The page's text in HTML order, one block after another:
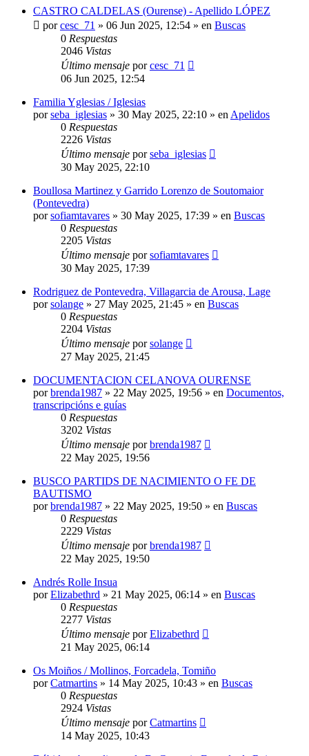
CASTRO CALDELAS (Ourense) - Apellido LÓPEZ
porcesc_71 » 06 Jun 2025, 12:54 » en Buscas
0 Respuestas
2046 Vistas
Último mensaje porcesc_71
06 Jun 2025, 12:54
Familia Yglesias / Iglesias
porseba_iglesias » 30 May 2025, 22:10 » en Apelidos
0 Respuestas
2226 Vistas
Último mensaje porseba_iglesias
30 May 2025, 22:10
Boullosa Martinez y Garrido Lorenzo de Soutomaior
(Pontevedra)
porsofiamtavares » 30 May 2025, 17:39 » en Buscas
0 Respuestas
2205 Vistas
Último mensaje porsofiamtavares
30 May 2025, 17:39
Rodriguez de Pontevedra, Villagarcia de Arousa, Lage
porsolange » 27 May 2025, 21:45 » en Buscas
0 Respuestas
2204 Vistas
Último mensaje porsolange
27 May 2025, 21:45
DOCUMENTACION CELANOVA OURENSE
porbrenda1987 » 22 May 2025, 19:56 » en Documentos,
transcripcións e guías
0 Respuestas
3202 Vistas
Último mensaje porbrenda1987
22 May 2025, 19:56
BUSCO PARTIDS DE NACIMIENTO O FE DE
BAUTISMO
porbrenda1987 » 22 May 2025, 19:50 » en Buscas
0 Respuestas
2229 Vistas
Último mensaje porbrenda1987
22 May 2025, 19:50
Andrés Rolle Insua
porElizabethrd » 21 May 2025, 06:14 » en Buscas
0 Respuestas
2277 Vistas
Último mensaje porElizabethrd
21 May 2025, 06:14
Os Moiños / Mollinos, Forcadela, Tomiño
porCatmartins » 14 May 2025, 10:43 » en Buscas
0 Respuestas
2924 Vistas
Último mensaje porCatmartins
14 May 2025, 10:43